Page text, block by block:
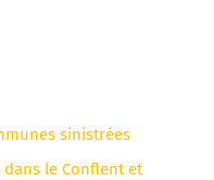
sinistrées
dans le Conflent et